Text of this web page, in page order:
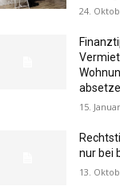
24.
15.
nur bei
13.